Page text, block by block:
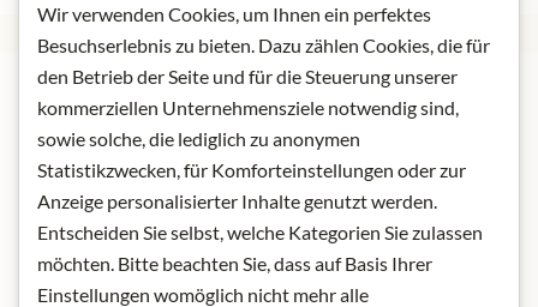
Noví zákazníci
Registrace přináší řadu výhod: rychlejší proces
objednání, uložení více adres, sledování stavu
objednávky a další...
Wir verwenden Cookies, um Ihnen ein perfektes
Besuchserlebnis zu bieten. Dazu zählen Cookies, die für
den Betrieb der Seite und für die Steuerung unserer
kommerziellen Unternehmensziele notwendig sind,
sowie solche, die lediglich zu anonymen
Statistikzwecken, für Komforteinstellungen oder zur
Anzeige personalisierter Inhalte genutzt werden.
Entscheiden Sie selbst, welche Kategorien Sie zulassen
möchten. Bitte beachten Sie, dass auf Basis Ihrer
Einstellungen womöglich nicht mehr alle